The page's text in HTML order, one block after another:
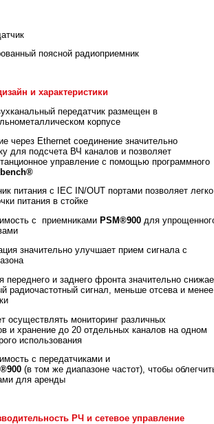
поясной радиоприемник
и характеристики
передатчик размещен в
корпусе
через Ethernet соединение значительно
для подсчета ВЧ каналов и позволяет
управление с помощью программного
питания с IEC IN/OUT портами позволяет легко
питания в стойке
с приемниками PSM®900 для
значительно улучшает прием сигнала с
переднего и заднего фронта значительно
радиочастотный сигнал, меньше отсева и менее
осуществлять мониторинг различных
и хранение до 20 отдельных каналов на одном
использования
с передатчиками и
(в том же диапазоне частот), чтобы
для аренды
РЧ и сетевое управление